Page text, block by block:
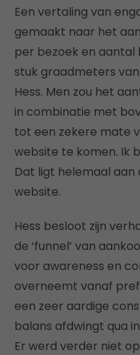
Een vertaling van
gemaakt naar het
per bezoek en aantal
stuk graadmeters van
Hess. Men zou het
in combinatie met
tot een zekere mate
website te komen. Ik
Dat ligt helemaal aan
website.
Hess besloot zijn
de ‘funnel’ van
voor awareness en
overneemt vanaf
een zeer aardige
balans afdwingt qua
Er werd verder niet